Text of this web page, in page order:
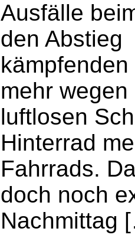
Ausfälle
den Abstieg
kämpfenden
mehr wegen
luftlosen
Hinterrad
Fahrrads.
doch noch
Nachmittag